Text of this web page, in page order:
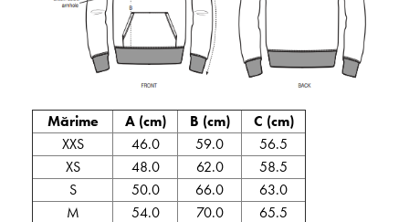
Mărime A (cm) B (cm)
C (cm)
XXS
46.0 59.0
56.5
XS
48.0 62.0
58.5
S
50.0 66.0
63.0
M
54.0 70.0
65.5